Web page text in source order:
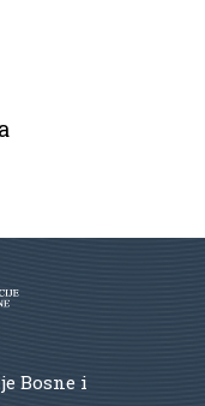
Bosne i